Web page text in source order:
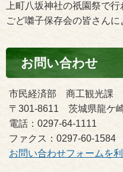
上町八坂神社の祇園祭で
ごど囃子保存会の皆さんに
お問い合わせ
市民経済部 商工観光課
〒301-8611 茨城県龍ケ
電話：0297-64-1111
ファクス：0297-60-1584
お問い合わせフォームを